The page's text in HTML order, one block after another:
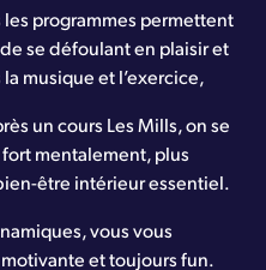
les programmes permettent
se défoulant en plaisir et
musique et l’exercice,
un cours Les Mills, on se
mentalement, plus
être intérieur essentiel.
vous vous
et toujours fun.